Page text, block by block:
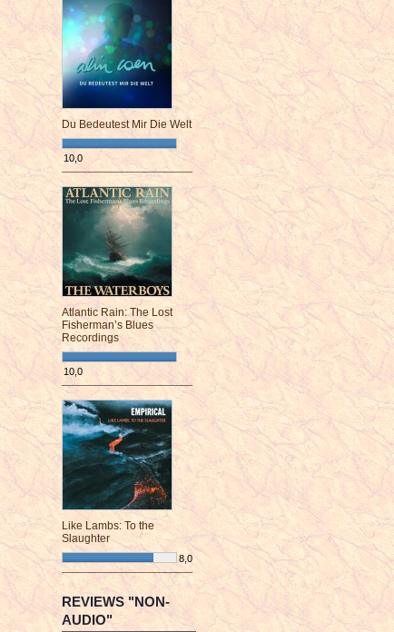
Du Bedeutest Mir Die Welt
10,0
¯¯¯¯¯¯¯¯¯¯¯¯¯¯¯¯¯¯¯¯¯¯¯¯
Atlantic Rain: The Lost
Fisherman’s Blues
Recordings
10,0
¯¯¯¯¯¯¯¯¯¯¯¯¯¯¯¯¯¯¯¯¯¯¯¯
Like Lambs: To the
Slaughter
8,0
¯¯¯¯¯¯¯¯¯¯¯¯¯¯¯¯¯¯¯¯¯¯¯¯
REVIEWS "NON-
AUDIO"